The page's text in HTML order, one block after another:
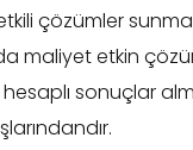
çözümler
maliyet etkin
sonuçlar